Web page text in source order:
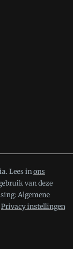
Lees inons
van deze
Algemene
Privacy instellingen